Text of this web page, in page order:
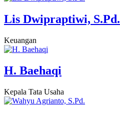
Lis Dwipraptiwi, S.Pd.
Keuangan
H. Baehaqi
Kepala Tata Usaha